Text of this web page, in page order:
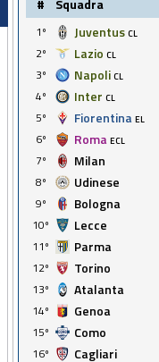
# Squadra
1º Juventus CL
2º
Lazio CL
3º
Napoli CL
4º
Inter CL
5º
Fiorentina EL
6º
Roma ECL
7º
Milan
8º
Udinese
9º
Bologna
10º
Lecce
11º
Parma
12º
Torino
13º
Atalanta
14º
Genoa
15º
Como
16º
Cagliari